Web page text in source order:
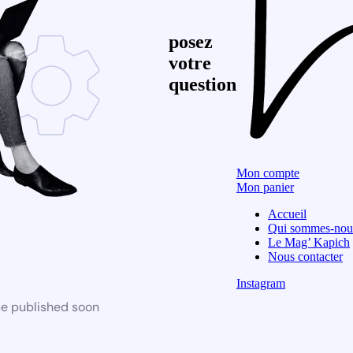
published soon
posez
votre
question
Mon compte
Mon panier
Accueil
Qui sommes-
Le Mag’ Kapich
Nous contacter
Instagram